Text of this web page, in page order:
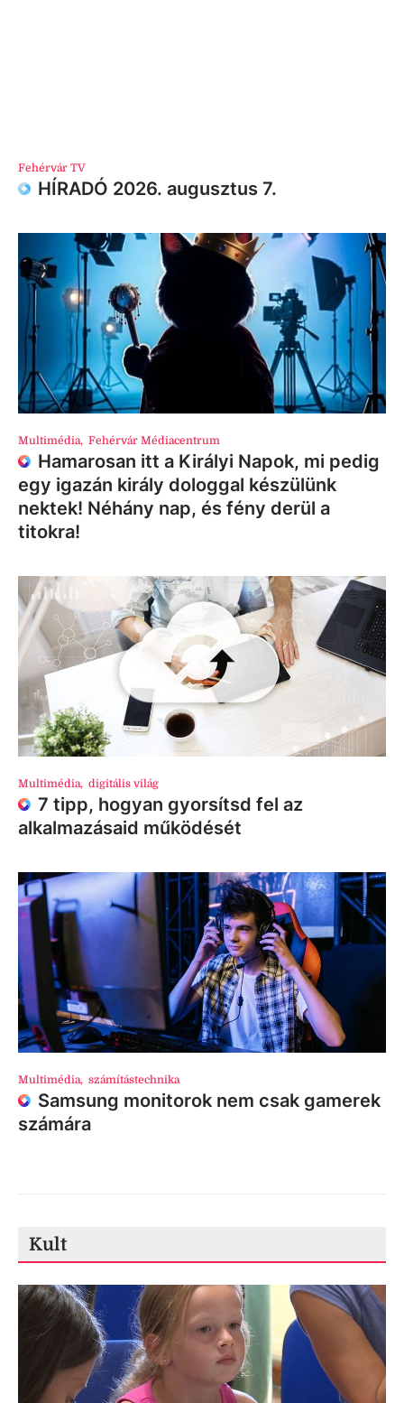
Fehérvár TV
HÍRADÓ 2026. augusztus 7.
Multimédia, Fehérvár Médiacentrum
Hamarosan itt a Királyi Napok, mi pedig
egy igazán király dologgal készülünk
nektek! Néhány nap, és fény derül a
titokra!
Multimédia, digitális világ
7 tipp, hogyan gyorsítsd fel az
alkalmazásaid működését
Multimédia, számítástechnika
Samsung monitorok nem csak gamerek
számára
Kult